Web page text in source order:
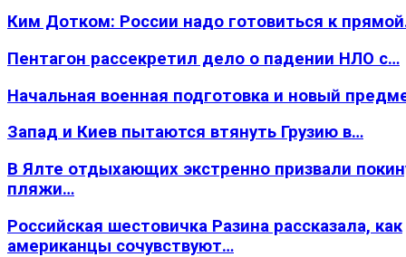
Ким Дотком: России надо готовиться к
Пентагон рассекретил дело о падении НЛО с…
Начальная военная подготовка и новый
Запад и Киев пытаются втянуть Грузию в…
В Ялте отдыхающих экстренно призвали
пляжи…
Российская шестовичка Разина рассказала, как
американцы сочувствуют…